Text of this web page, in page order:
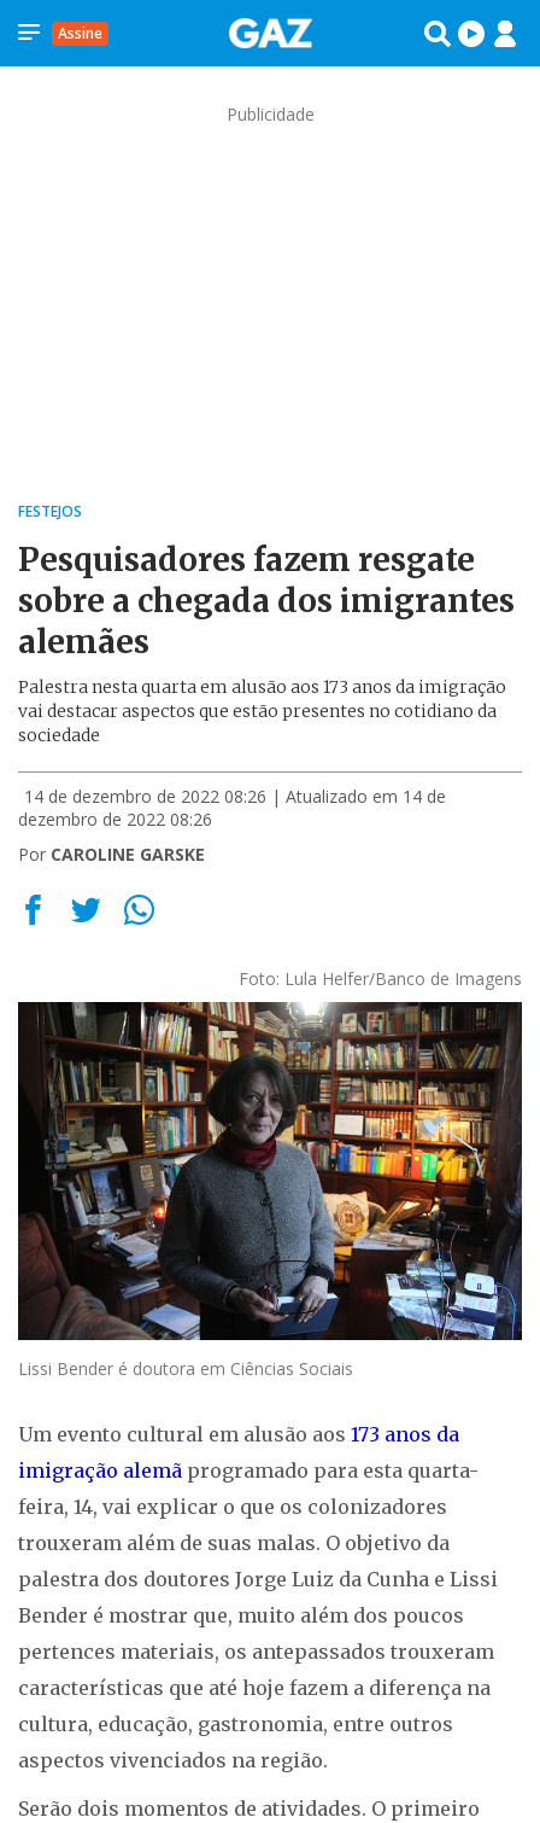
Assine
Publicidade
FESTEJOS
Pesquisadores fazem resgate
sobre a chegada dos imigrantes
alemães
Palestra nesta quarta em alusão aos 173 anos da imigração
vai destacar aspectos que estão presentes no cotidiano da
sociedade
14 de dezembro de 2022 08:26 | Atualizado em 14 de
dezembro de 2022 08:26
Por CAROLINE GARSKE
Foto: Lula Helfer/Banco de Imagens
Lissi Bender é doutora em Ciências Sociais
Um evento cultural em alusão aos 173 anos da
imigração alemã programado para esta quarta-
feira, 14, vai explicar o que os colonizadores
trouxeram além de suas malas. O objetivo da
palestra dos doutores Jorge Luiz da Cunha e Lissi
Bender é mostrar que, muito além dos poucos
pertences materiais, os antepassados trouxeram
características que até hoje fazem a diferença na
cultura, educação, gastronomia, entre outros
aspectos vivenciados na região.
Serão dois momentos de atividades. O primeiro